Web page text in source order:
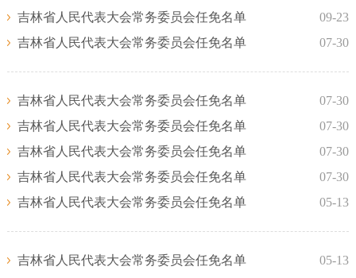
吉林省人民代表大会常务委员会任免名单
09-23
吉林省人民代表大会常务委员会任免名单
07-30
吉林省人民代表大会常务委员会任免名单
07-30
吉林省人民代表大会常务委员会任免名单
07-30
吉林省人民代表大会常务委员会任免名单
07-30
吉林省人民代表大会常务委员会任免名单
07-30
吉林省人民代表大会常务委员会任免名单
05-13
吉林省人民代表大会常务委员会任免名单
05-13